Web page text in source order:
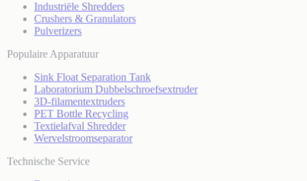
Industriële Shredders
Crushers & Granulators
Pulverizers
Populaire Apparatuur
Sink Float Separation Tank
Laboratorium Dubbelschroefsextruder
3D-filamentextruders
PET Bottle Recycling
Textielafval Shredder
Wervelstroomseparator
Technische Service